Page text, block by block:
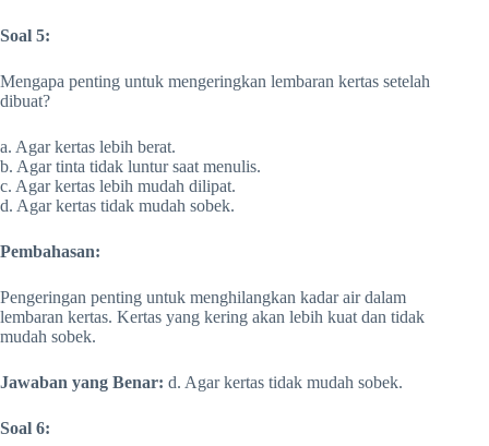
Soal 5:
Mengapa penting untuk mengeringkan lembaran kertas setelah
dibuat?
a. Agar kertas lebih berat.
b. Agar tinta tidak luntur saat menulis.
c. Agar kertas lebih mudah dilipat.
d. Agar kertas tidak mudah sobek.
Pembahasan:
Pengeringan penting untuk menghilangkan kadar air dalam
lembaran kertas. Kertas yang kering akan lebih kuat dan tidak
mudah sobek.
Jawaban yang Benar: d. Agar kertas tidak mudah sobek.
Soal 6: